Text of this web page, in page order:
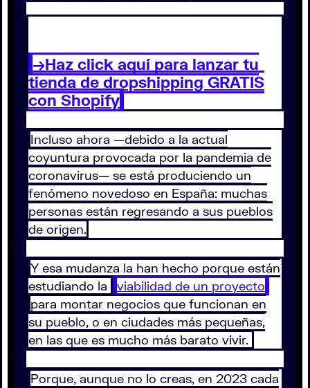
→Haz click aquí para lanzar tu
tienda de dropshipping GRATIS
con Shopify
Incluso ahora —debido a la actual
coyuntura provocada por la pandemia de
coronavirus— se está produciendo un
fenómeno novedoso en España: muchas
personas están regresando a sus pueblos
de origen.
Y esa mudanza la han hecho porque están
estudiando la
viabilidad de un proyecto
para montar negocios que funcionan en
su pueblo, o en ciudades más pequeñas,
en las que es mucho más barato vivir.
Porque, aunque no lo creas, en 2023 cada